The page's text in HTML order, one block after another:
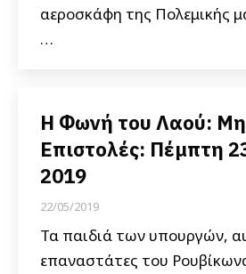
αεροσκάφη της Πολεμικής
…
Η Φωνή του Λαού:
Επιστολές: Πέμπτη
2019
22/05/2019
Τα παιδιά των υπουργών,
επαναστάτες του